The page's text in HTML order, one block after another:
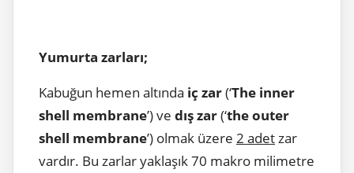
Yumurta zarları;
Kabuğun hemen altında iç zar(‘The inner
shell membrane’) ve dış zar(‘the outer
shell membrane’) olmak üzere 2 adetzar
vardır. Bu zarlar yaklaşık 70 makro milimetre